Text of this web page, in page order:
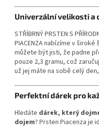
Univerzální velikosti a
STŘÍBRNÝ PRSTEN S
PIACENZA nabízíme v
můžete být jisti, že padne
pouze 2,3 gramu, což
už jej máte na sobě celý
Perfektní dárek pro
Hledáte dárek, který
dojem? Prsten Piacenza je